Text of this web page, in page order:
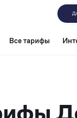
Все тарифы